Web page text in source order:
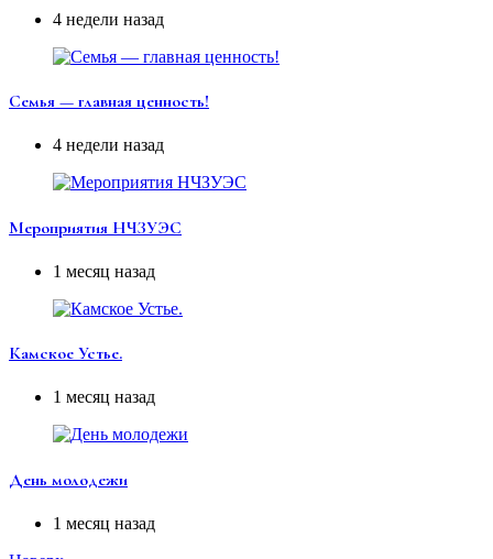
4 недели назад
Семья — главная ценность!
4 недели назад
Мероприятия НЧЗУЭС
1 месяц назад
Камское Устье.
1 месяц назад
День молодежи
1 месяц назад